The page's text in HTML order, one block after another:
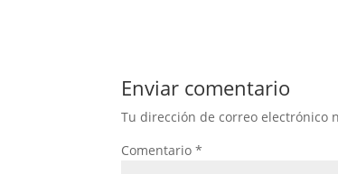
Enviar comentario
Tu dirección de correo electrónico
Comentario*